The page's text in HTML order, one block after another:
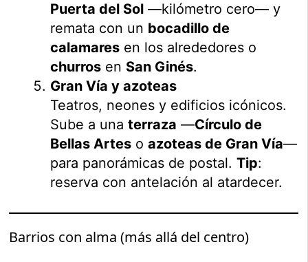
Puerta del Sol —kilómetro cero— y
remata con un bocadillo de
calamares en los alrededores o
churros en San Ginés.
Gran Vía y azoteas
Teatros, neones y edificios icónicos.
Sube a unaterraza —Círculo de
Bellas Artes oazoteas de Gran Vía—
para panorámicas de postal.Tip:
reserva con antelación al atardecer.
Barrios con alma (más allá del centro)